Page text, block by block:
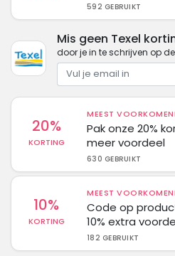
592 GEBRUIKT
Mis geen Texel
door je in te schrijven op
20%
KORTING
MEEST
Pak onze 20%
meer voordeel
630 GEBRUIKT
10%
KORTING
MEEST
Code op
10% extra
182 GEBRUIKT